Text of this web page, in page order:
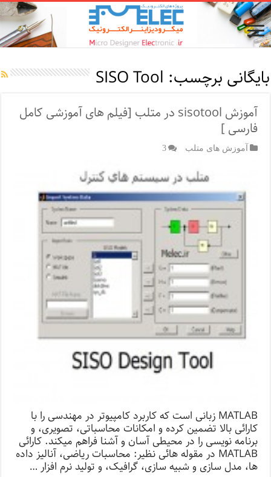
بایگانی برچسب: SISO Tool
آموزش sisotool در متلب [فیلم های آموزشی کامل
فارسی ]
آموزش های متلب 3
MATLAB زبانی است که کاربرد کامپیوتر در مهندسی را با
کارائی بالا تضمین کرده و امکانات محاسباتی، تصویری، و
برنامه نویسی را در محیطی آسان و آشنا فراهم میکند. کارائی
MATLAB در مقوله هائی نظیر: محاسبات ریاضی، آنالیز داده
ها، مدل سازی و شبیه سازی، گرافیک، و تولید نرم افزار …